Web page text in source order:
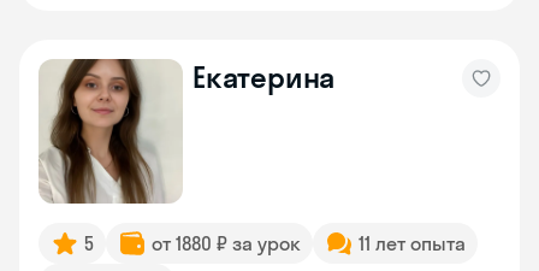
Екатерина
5 от 1880 ₽ за урок
11 лет опыта